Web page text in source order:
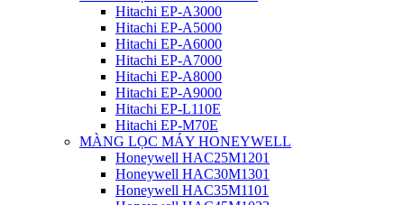
Hitachi EP-A3000
Hitachi EP-A5000
Hitachi EP-A6000
Hitachi EP-A7000
Hitachi EP-A8000
Hitachi EP-A9000
Hitachi EP-L110E
Hitachi EP-M70E
MÀNG LỌC MÁY HONEYWELL
Honeywell HAC25M1201
Honeywell HAC30M1301
Honeywell HAC35M1101